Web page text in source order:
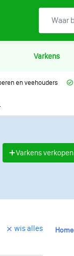
Varkens
en veehouders
Varkens verkopen
wis alles Home